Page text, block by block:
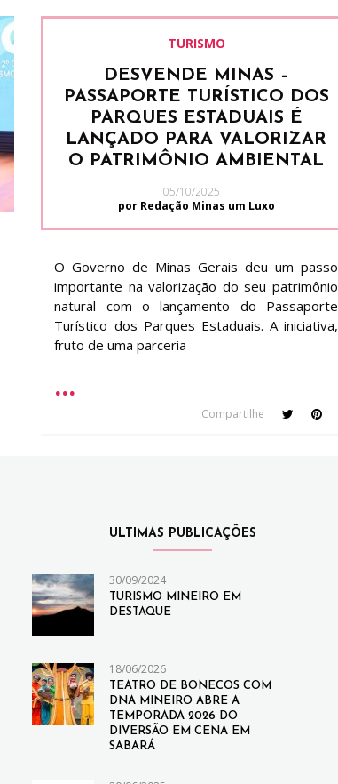
TURISMO
DESVENDE MINAS –
PASSAPORTE TURÍSTICO DOS
PARQUES ESTADUAIS É
LANÇADO PARA VALORIZAR
O PATRIMÔNIO AMBIENTAL
05/10/2025
por Redação Minas um Luxo
O Governo de Minas Gerais deu um passo
importante na valorização do seu patrimônio
natural com o lançamento do Passaporte
Turístico dos Parques Estaduais. A iniciativa,
fruto de uma parceria
Compartilhe
ULTIMAS PUBLICAÇÕES
30/09/2024
TURISMO MINEIRO EM
DESTAQUE
18/06/2026
TEATRO DE BONECOS COM
DNA MINEIRO ABRE A
TEMPORADA 2026 DO
DIVERSÃO EM CENA EM
SABARÁ